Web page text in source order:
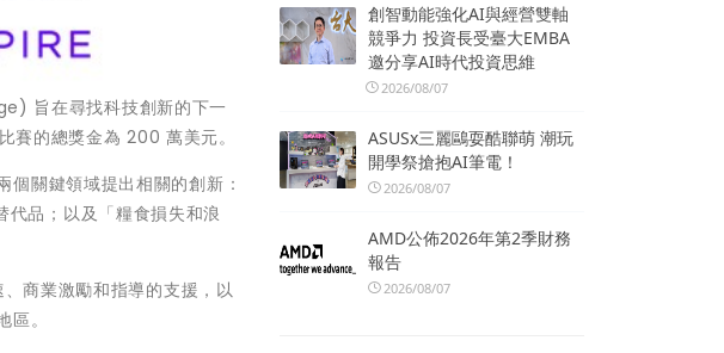
旨在尋找科技創新的下一
賽的總獎金為 200 萬美元。
關鍵領域提出相關的創新：
品；以及「糧食損失和浪
商業激勵和指導的支援，以
。
創智動能強化AI與經營雙軸
競爭力 投資長受臺大EMBA
邀分享AI時代投資思維
2026/08/07
ASUSx三麗鷗耍酷聯萌 潮玩
開學祭搶抱AI筆電！
2026/08/07
AMD公佈2026年第2季財務
報告
2026/08/07